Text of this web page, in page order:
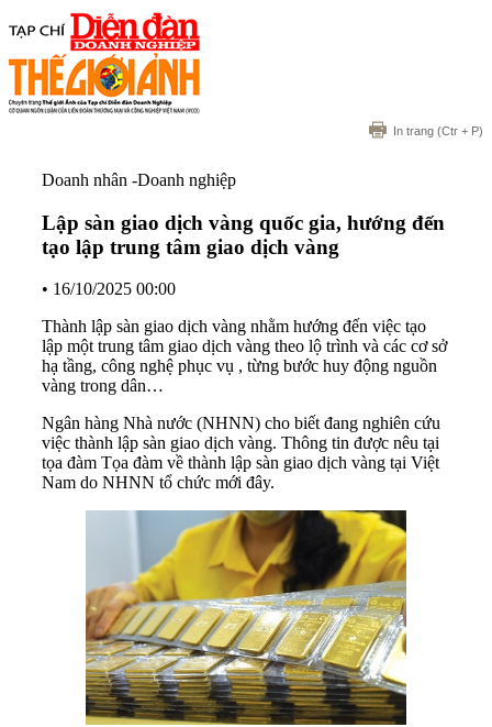
In trang (Ctr + P)
Doanh nhân -Doanh nghiệp
Lập sàn giao dịch vàng quốc gia, hướng đến
tạo lập trung tâm giao dịch vàng
• 16/10/2025 00:00
Thành lập sàn giao dịch vàng nhằm hướng đến việc tạo
lập một trung tâm giao dịch vàng theo lộ trình và các cơ sở
hạ tầng, công nghệ phục vụ , từng bước huy động nguồn
vàng trong dân…
Ngân hàng Nhà nước (NHNN) cho biết đang nghiên cứu
việc thành lập sàn giao dịch vàng. Thông tin được nêu tại
tọa đàm Tọa đàm về thành lập sàn giao dịch vàng tại Việt
Nam do NHNN tổ chức mới đây.